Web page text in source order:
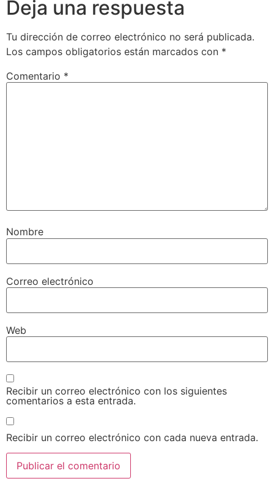
Deja una respuesta
Tu dirección de correo electrónico no será publicada.
Los campos obligatorios están marcados con *
Comentario *
Nombre
Correo electrónico
Web
Recibir un correo electrónico con los siguientes
comentarios a esta entrada.
Recibir un correo electrónico con cada nueva entrada.